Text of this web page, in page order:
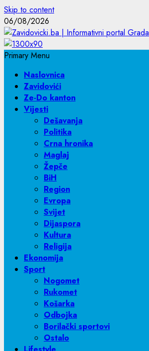
Skip to content
06/08/2026
Primary Menu
Naslovnica
Zavidovići
Ze-Do kanton
Vijesti
Dešavanja
Politika
Crna hronika
Maglaj
Žepče
BiH
Region
Evropa
Svijet
Dijaspora
Kultura
Religija
Ekonomija
Sport
Nogomet
Rukomet
Košarka
Odbojka
Borilački sportovi
Ostalo